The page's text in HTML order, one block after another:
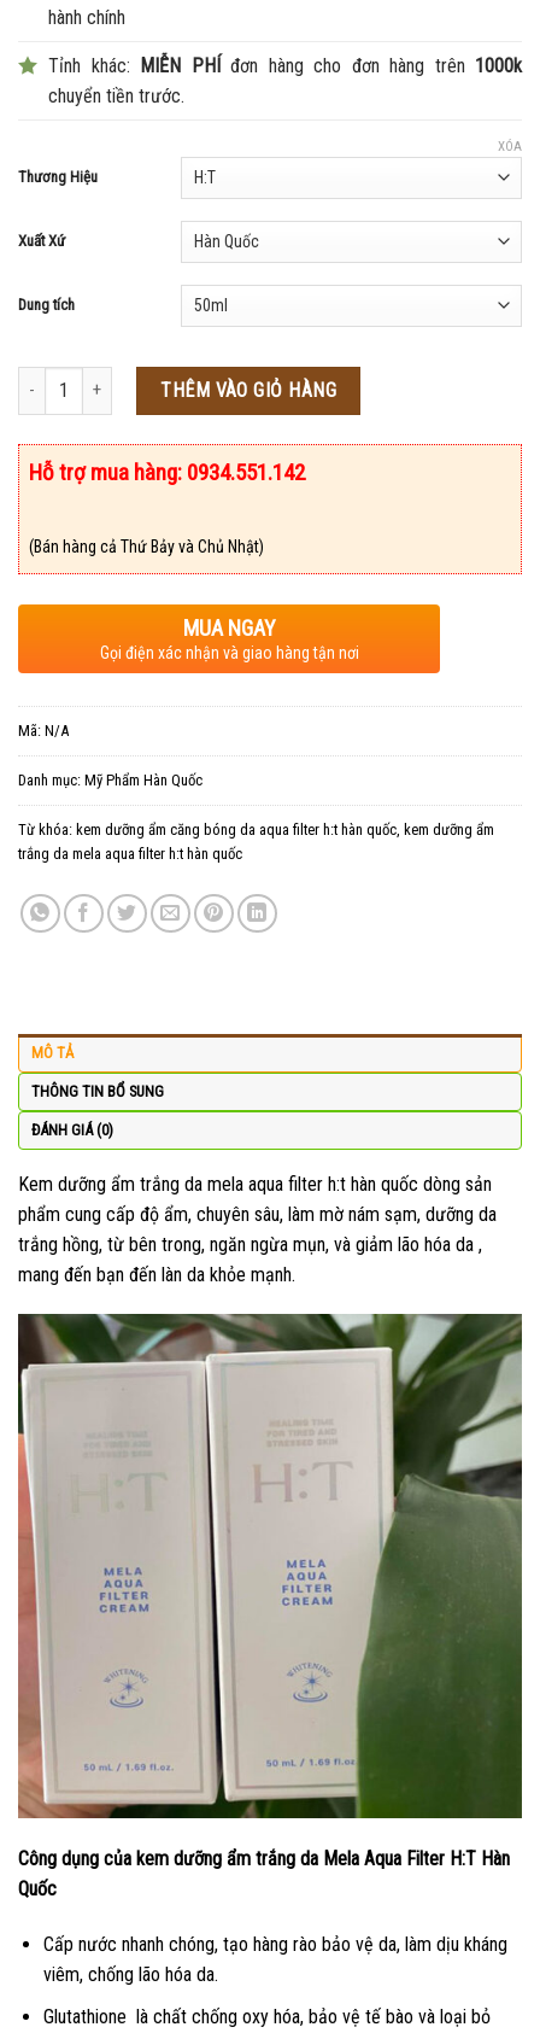
hành chính
Tỉnh khác: MIỄN PHÍđơn hàng cho đơn hàng trên 1000k
chuyển tiền trước.
Thương Hiệu
Xuất Xứ
Dung tích
XÓA
Số lượng THÊM VÀO GIỎ HÀNG
Hỗ trợ mua hàng: 0934.551.142
(Bán hàng cả Thứ Bảy và Chủ Nhật)
MUA NGAY
Gọi điện xác nhận và giao hàng tận nơi
Mã: N/A
Danh mục: Mỹ Phẩm Hàn Quốc
Từ khóa: kem dưỡng ẩm căng bóng da aqua filter h:t hàn quốc kem dưỡng ẩm
trắng da mela aqua filter h:t hàn quốc
MÔ TẢ
THÔNG TIN BỔ SUNG
ĐÁNH GIÁ (0)
Kem dưỡng ẩm trắng da mela aqua filter h:t hàn quốc dòng sản
phẩm cung cấp độ ẩm, chuyên sâu, làm mờ nám sạm, dưỡng da
trắng hồng, từ bên trong, ngăn ngừa mụn, và giảm lão hóa da ,
mang đến bạn đến làn da khỏe mạnh.
Công dụng của kem dưỡng ẩm trắng da Mela Aqua Filter H:T Hàn
Quốc
Cấp nước nhanh chóng, tạo hàng rào bảo vệ da, làm dịu kháng
viêm, chống lão hóa da.
Glutathione là chất chống oxy hóa, bảo vệ tế bào và loại bỏ